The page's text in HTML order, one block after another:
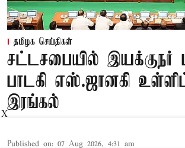
தமிழக செய்திகள்
சட்டசபையில் இயக்குநர்
பாடகி எஸ்.ஜானகி
இரங்கல்
Published on: 07 Aug 2026, 4:31 am
X